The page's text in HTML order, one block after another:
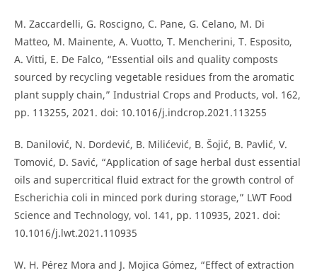
M. Zaccardelli, G. Roscigno, C. Pane, G. Celano, M. Di
Matteo, M. Mainente, A. Vuotto, T. Mencherini, T. Esposito,
A. Vitti, E. De Falco, “Essential oils and quality composts
sourced by recycling vegetable residues from the aromatic
plant supply chain,” Industrial Crops and Products, vol. 162,
pp. 113255, 2021. doi: 10.1016/j.indcrop.2021.113255
B. Danilović, N. Dordević, B. Milićević, B. Šojić, B. Pavlić, V.
Tomović, D. Savić, “Application of sage herbal dust essential
oils and supercritical fluid extract for the growth control of
Escherichia coli in minced pork during storage,” LWT Food
Science and Technology, vol. 141, pp. 110935, 2021. doi:
10.1016/j.lwt.2021.110935
W. H. Pérez Mora and J. Mojica Gómez, “Effect of extraction